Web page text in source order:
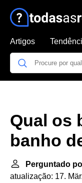
Artigos
Qual os
banho
Perguntado
atualização: 17.